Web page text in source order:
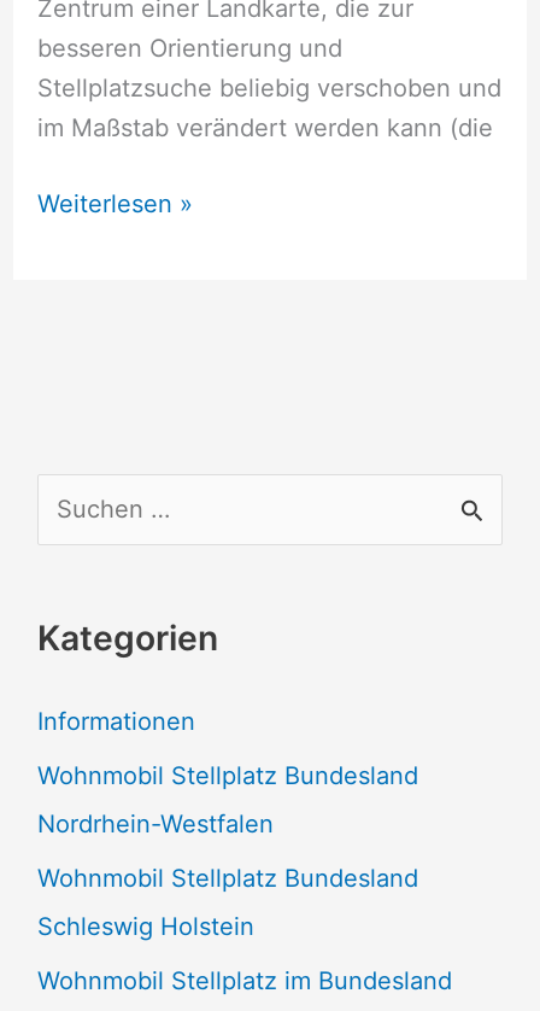
Zentrum einer Landkarte, die zur
besseren Orientierung und
Stellplatzsuche beliebig verschoben und
im Maßstab verändert werden kann (die
Wohnmobil
Weiterlesen »
u
h
n
n
a
c
h
:
Kategorien
Informationen
Wohnmobil Stellplatz Bundesland
Nordrhein-Westfalen
Wohnmobil Stellplatz Bundesland
Schleswig Holstein
Wohnmobil Stellplatz im Bundesland